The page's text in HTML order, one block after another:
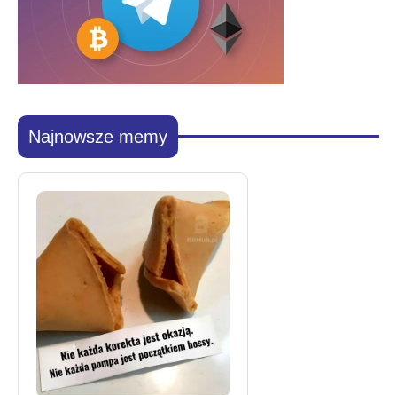
Najnowsze memy